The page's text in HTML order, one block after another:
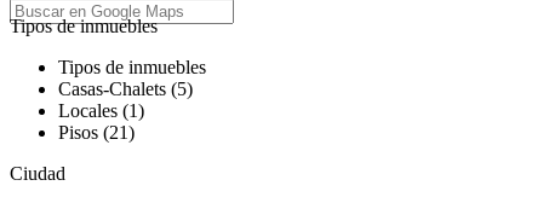
Tipos de inmuebles
Tipos de inmuebles
Casas-Chalets (5)
Locales (1)
Pisos (21)
Ciudad